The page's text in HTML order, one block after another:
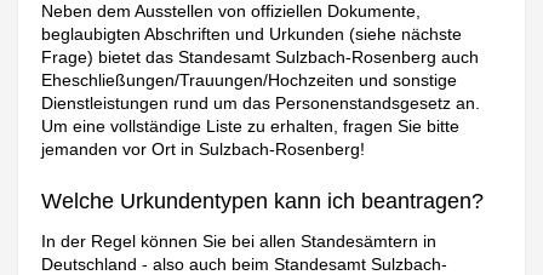
Neben dem Ausstellen von offiziellen Dokumente,
beglaubigten Abschriften und Urkunden (siehe nächste
Frage) bietet das Standesamt Sulzbach-Rosenberg auch
Eheschließungen/Trauungen/Hochzeiten und sonstige
Dienstleistungen rund um das Personenstandsgesetz an.
Um eine vollständige Liste zu erhalten, fragen Sie bitte
jemanden vor Ort in Sulzbach-Rosenberg!
Welche Urkundentypen kann ich beantragen?
In der Regel können Sie bei allen Standesämtern in
Deutschland - also auch beim Standesamt Sulzbach-